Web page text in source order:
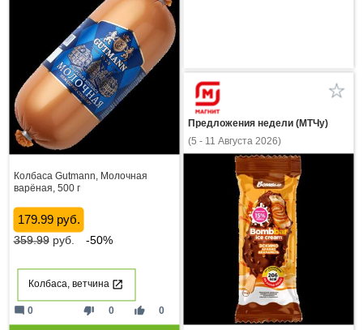
Колбаса Gutmann, Молочная
варёная, 500 г
179.99 руб.
359.99руб. -50%
Колбаса, ветчина
thumb_down 0 thumb_up 0
mode_comment 0
Предложения недели (МТЧу)
(5 - 11 Августа 2026)